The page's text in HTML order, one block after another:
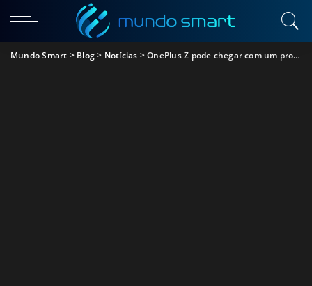
Mundo Smart > Blog> Notícias >OnePlus Z pode chegar com um processador Snapdragon 765G e conexão 5G